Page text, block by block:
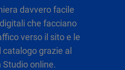
davvero facile
che facciano
verso il sito e le
grazie al
Studio online.